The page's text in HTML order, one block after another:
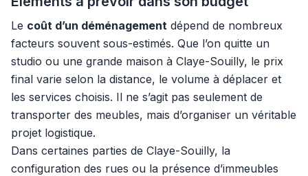
Le coût d’un déménagement dépend de nombreux
facteurs souvent sous-estimés. Que l’on quitte un
studio ou une grande maison à Claye-Souilly, le prix
final varie selon la distance, le volume à déplacer et
les services choisis. Il ne s’agit pas seulement de
transporter des meubles, mais d’organiser un véritable
projet logistique.
Dans certaines parties de Claye-Souilly, la
configuration des rues ou la présence d’immeubles